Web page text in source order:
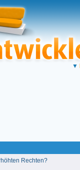
▼
Rechten?